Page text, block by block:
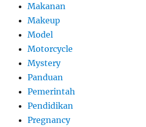
Makanan
Makeup
Model
Motorcycle
Mystery
Panduan
Pemerintah
Pendidikan
Pregnancy